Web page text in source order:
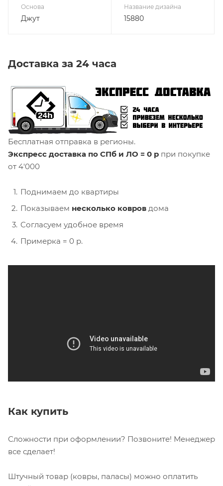
Основа
Джут
Название дизайна
15880
Доставка за 24 часа
Бесплатная отправка в регионы.
Экспресс доставка по СПб и ЛО = 0 р при покупке
от 4'000
Поднимаем до квартиры
Показываем несколько ковров дома
Согласуем удобное время
Примерка = 0 р.
Как купить
Сложности при оформлении? Позвоните! Менеджер
все сделает!
Штучный товар (ковры, паласы) можно оплатить